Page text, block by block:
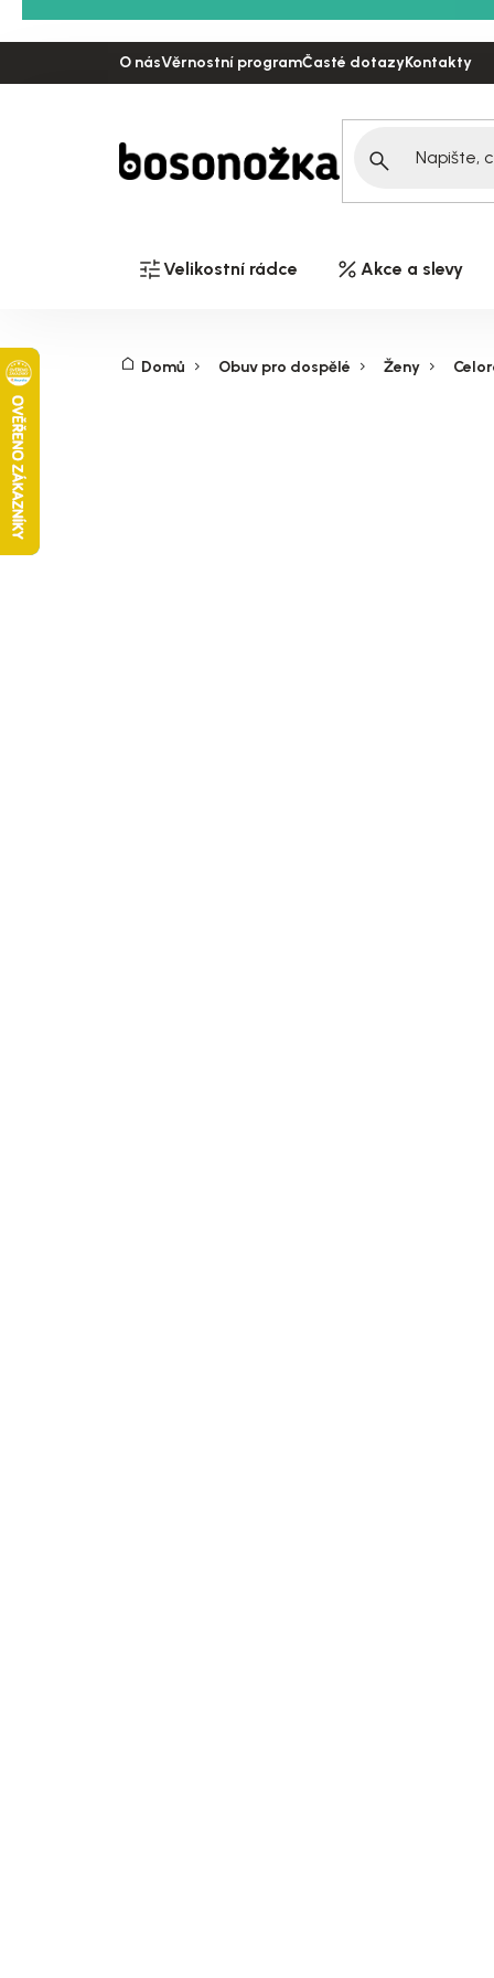
na
O násVěrnostní programČasté dotazyKontakty
Velikostní rádce Akce a slevy
Domů Obuv pro dospělé Ženy